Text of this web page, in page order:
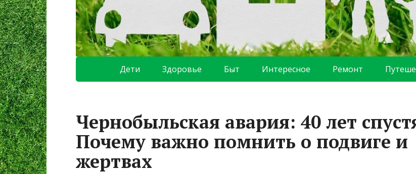
Дети Здоровье Быт Интересное Ремонт
Чернобыльская авария: 40 лет
Почему важно помнить о подвиге и
жертвах